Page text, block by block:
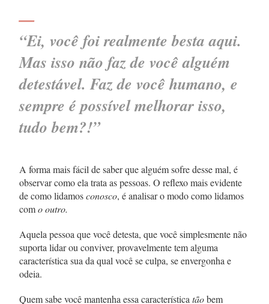
—
“Ei, você foi realmente besta aqui.
Mas isso não faz de você alguém
detestável. Faz de você humano, e
sempre é possível melhorar isso,
tudo bem?!”
A forma mais fácil de saber que alguém sofre desse mal, é
observar como ela trata as pessoas. O reflexo mais evidente
de como lidamosconosco, é analisar o modo como lidamos
como outro.
Aquela pessoa que você detesta, que você simplesmente não
suporta lidar ou conviver, provavelmente tem alguma
característica sua da qual você se culpa, se envergonha e
odeia.
Quem sabe você mantenha essa característicatãobem